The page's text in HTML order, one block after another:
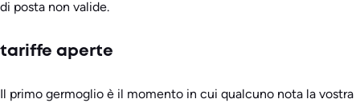
di posta non valide.
tariffe aperte
Il primo germoglio è il momento in cui qualcuno nota la vostra